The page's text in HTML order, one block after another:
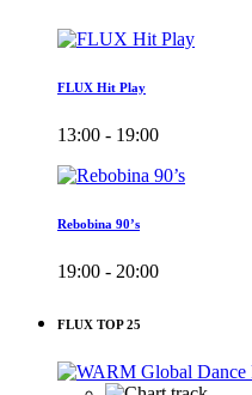
FLUX Hit Play
13:00 - 19:00
Rebobina 90’s
19:00 - 20:00
FLUX TOP 25